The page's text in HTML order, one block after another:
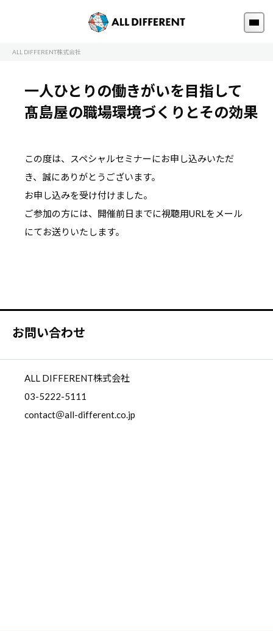
ALL DIFFERENT株式会社
一人ひとりの働きがいを目指して
髙島屋の職場環境づくりとその効果
この度は、スペシャルセミナーにお申し込みいただ
き、誠にありがとうございます。
お申し込みを受け付けました。
ご参加の方には、開催前日までに視聴用URLをメール
にてお送りいたします。
お問い合わせ
ALL DIFFERENT株式会社
03-5222-5111
contact＠all-different.co.jp